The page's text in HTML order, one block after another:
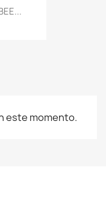
este momento.